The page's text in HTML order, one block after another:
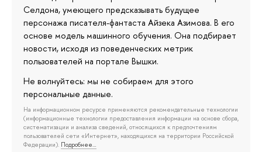
Селдона, умеющего предсказывать будущее
персонажа писателя-фантаста Айзека Азимова. В его
основе модель машинного обучения. Она подбирает
новости, исходя из поведенческих метрик
пользователей на портале Вышки.
Не волнуйтесь: мы не собираем для этого
персональные данные.
На информационном ресурсе применяются рекомендательные технологии
(информационные технологии предоставления информации на основе сбора,
систематизации и анализа сведений, относящихся к предпочтениям
пользователей сети «Интернет», находящихся на территории Российской
Федерации). Подробнее…